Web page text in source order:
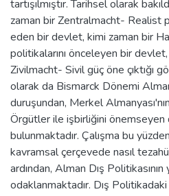
tartışılmıştır. Tarihsel olarak
zaman bir Zentralmacht- Realist
eden bir devlet, kimi zaman bir
politikalarını önceleyen bir
Zivilmacht- Sivil güç öne çıktığı
olarak da Bismarck Dönemi
duruşundan, Merkel
Örgütler ile işbirliğini önemseyen
bulunmaktadır. Çalışma bu
kavramsal çerçevede nasıl
ardından, Alman Dış
odaklanmaktadır. Dış